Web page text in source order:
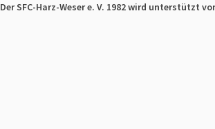
Der SFC-Harz-Weser e. V. 1982 wird unterstützt